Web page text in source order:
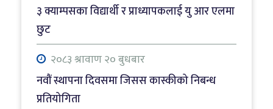
२०८३ श्रावाण २० बुधबार
नवौं स्थापना दिवसमा जिसस कास्कीको निबन्ध
प्रतियोगिता
३ क्याम्पसका विद्यार्थी र प्राध्यापकलाई यु आर एलमा
छुट
२०८३ श्रावाण २० बुधबार
नवौं स्थापना दिवसमा जिसस कास्कीको निबन्ध
प्रतियोगिता